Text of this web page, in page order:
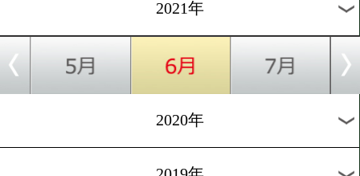
ハイメ ムンギア
カミリ シ
タ
2026年